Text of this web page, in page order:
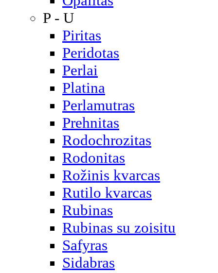
P - U
Piritas
Peridotas
Perlai
Platina
Perlamutras
Prehnitas
Rodochrozitas
Rodonitas
Rožinis kvarcas
Rutilo kvarcas
Rubinas
Rubinas su zoisitu
Safyras
Sidabras